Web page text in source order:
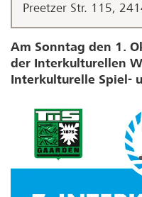
Preetzer Str. 115,
Am Sonntag den 1.
der Interkulturellen
Interkulturelle Spiel-